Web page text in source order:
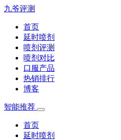
九爷评测
首页
延时喷剂
喷剂评测
喷剂对比
口服产品
热销排行
博客
智能推荐
首页
延时喷剂